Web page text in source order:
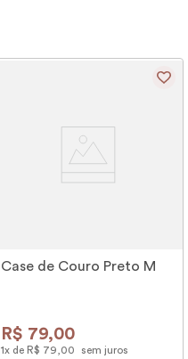
Case de Couro Preto M
R$ 79,00
1x de R$ 79 00 sem juros